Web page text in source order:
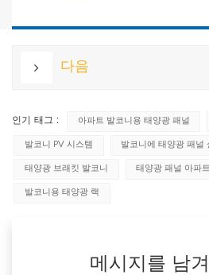
다음
인기 태그 : 아파트 발코니용 태양광 패널
발코니 PV 시스템 발코니에 태양광 패널
태양광 브래킷 발코니 태양광 패널 아파
발코니용 태양광 랙
메시지를 남